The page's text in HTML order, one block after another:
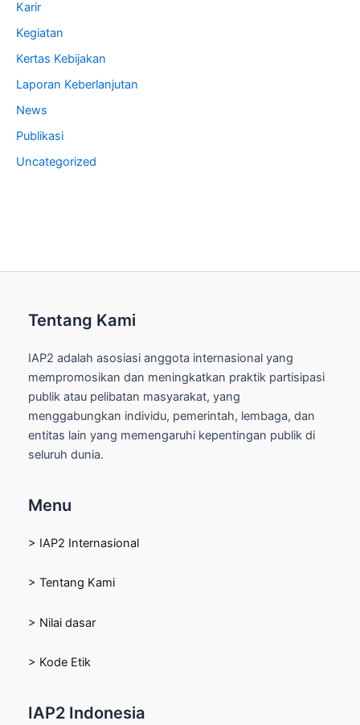
Karir
Kegiatan
Kertas Kebijakan
Laporan Keberlanjutan
News
Publikasi
Uncategorized
Tentang Kami
IAP2 adalah asosiasi anggota internasional yang
mempromosikan dan meningkatkan praktik partisipasi
publik atau pelibatan masyarakat, yang
menggabungkan individu, pemerintah, lembaga, dan
entitas lain yang memengaruhi kepentingan publik di
seluruh dunia.
Menu
> IAP2 Internasional
> Tentang Kami
> Nilai dasar
> Kode Etik
IAP2 Indonesia